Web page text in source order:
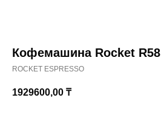
Кофемашина Rocket R58
ROCKET ESPRESSO
1929600,00 ₸